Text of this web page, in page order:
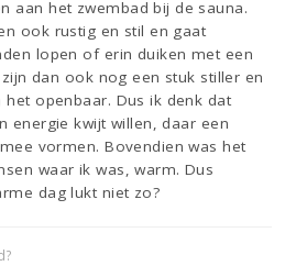
aan het zwembad bij de sauna.
ook rustig en stil en gaat
lopen of erin duiken met een
zijn dan ook nog een stuk stiller en
het openbaar. Dus ik denk dat
energie kwijt willen, daar een
vormen. Bovendien was het
waar ik was, warm. Dus
dag lukt niet zo?